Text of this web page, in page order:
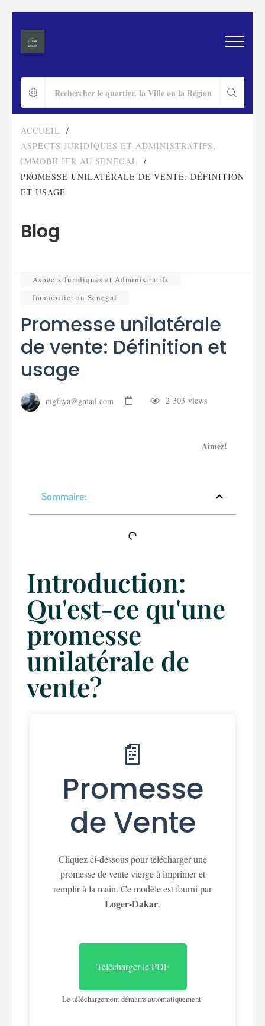
Blog
ACCUEIL
/
ASPECTS JURIDIQUES ET ADMINISTRATIFS,
IMMOBILIER AU SENEGAL
/
PROMESSE UNILATÉRALE DE VENTE: DÉFINITION
ET USAGE
Aspects Juridiques et Administratifs
Immobilier au Senegal
Promesse unilatérale
de vente: Définition et
usage
nigfaya@gmail.com views
2 303
Aimez!
Sommaire:
Introduction:
Qu'est-ce qu'une
promesse
unilatérale de
vente?
📄
Promesse
de Vente
Cliquez ci-dessous pour télécharger une
promesse de vente vierge à imprimer et
remplir à la main. Ce modèle est fourni par
Loger-Dakar.
Télécharger le PDF
Le téléchargement démarre automatiquement.